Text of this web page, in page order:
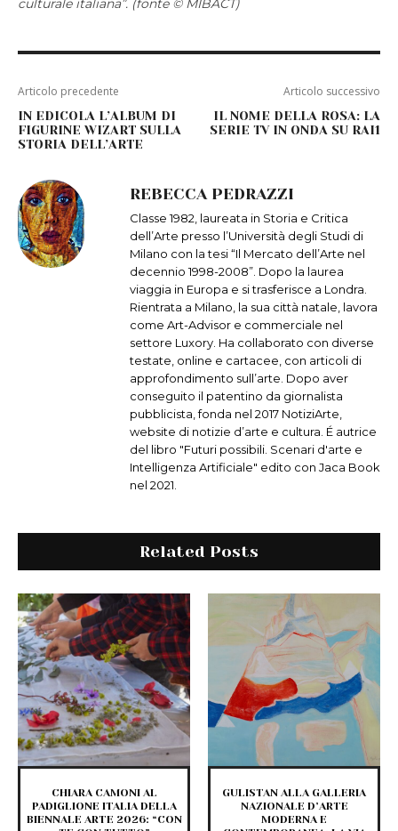
culturale italiana”. (fonte © MIBACT)
Articolo precedente
IN EDICOLA L’ALBUM DI
FIGURINE WIZART SULLA
STORIA DELL’ARTE
Articolo successivo
IL NOME DELLA ROSA: LA
SERIE TV IN ONDA SU RAI1
REBECCA PEDRAZZI
Classe 1982, laureata in Storia e Critica
dell’Arte presso l’Università degli Studi di
Milano con la tesi “Il Mercato dell’Arte nel
decennio 1998-2008”. Dopo la laurea
viaggia in Europa e si trasferisce a Londra.
Rientrata a Milano, la sua città natale, lavora
come Art-Advisor e commerciale nel
settore Luxory. Ha collaborato con diverse
testate, online e cartacee, con articoli di
approfondimento sull’arte. Dopo aver
conseguito il patentino da giornalista
pubblicista, fonda nel 2017 NotiziArte,
website di notizie d’arte e cultura. É autrice
del libro "Futuri possibili. Scenari d'arte e
Intelligenza Artificiale" edito con Jaca Book
nel 2021.
Related Posts
CHIARA CAMONI AL
PADIGLIONE ITALIA DELLA
BIENNALE ARTE 2026: “CON
GULISTAN ALLA GALLERIA
NAZIONALE D’ARTE
MODERNA E